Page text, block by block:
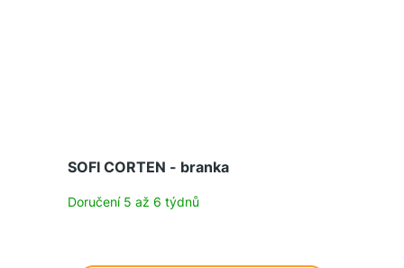
SOFI CORTEN - branka
Doručení 5 až 6 týdnů